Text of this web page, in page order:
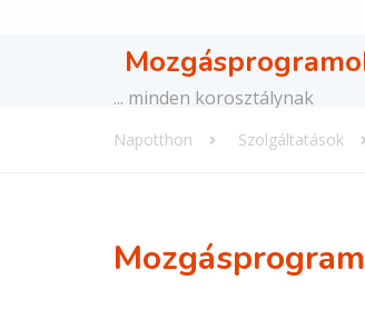
... minden korosztálynak
Napotthon Szolgáltatások